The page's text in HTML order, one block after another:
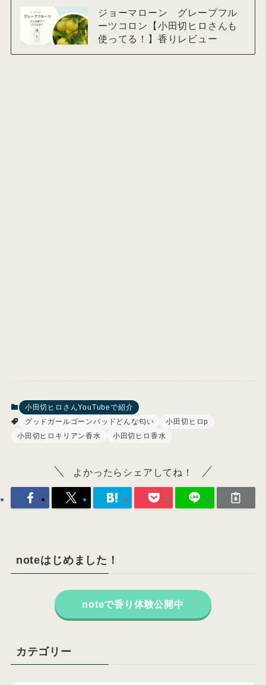
ジョーマローン グレープフル
ーツコロン【小田切ヒロさんも
使ってる！】香りレビュー
小田切ヒロさんYouTubeで紹介
グッドガールゴーンバッドどんな匂い
小田切ヒロp
小田切ヒロキリアン香水
小田切ヒロ香水
よかったらシェアしてね！
noteはじめました！
noteで香り体験公開中
カテゴリー